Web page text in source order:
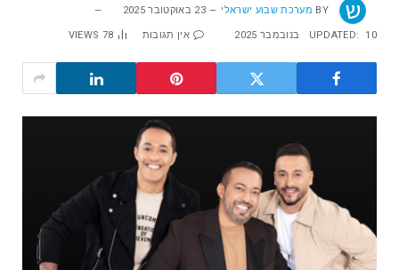
BY מערכת שבוע ישראלי 23 באוקטובר 2025
UPDATED: 10 בנובמבר 2025 אין תגובות 78
VIEWS